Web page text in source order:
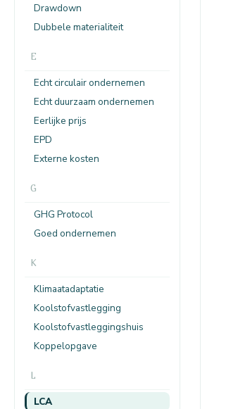
Drawdown
Dubbele materialiteit
E
Echt circulair ondernemen
Echt duurzaam ondernemen
Eerlijke prijs
EPD
Externe kosten
G
GHG Protocol
Goed ondernemen
K
Klimaatadaptatie
Koolstofvastlegging
Koolstofvastleggingshuis
Koppelopgave
L
LCA